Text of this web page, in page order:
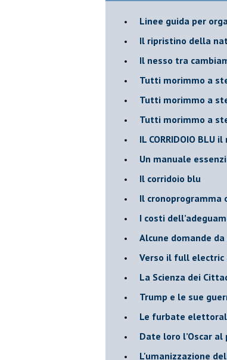
​Linee guida per
​Il ripristino della
Il nesso tra
Tutti morimmo a
Tutti morimmo a
​Tutti morimmo a
IL CORRIDOIO BLU
Un manuale
Il corridoio blu
​Il
​I costi
Alcune domande
Verso il full
​La Scienza dei
Trump e le sue
​Le furbate
​Date loro l’Oscar
L'umanizzazione